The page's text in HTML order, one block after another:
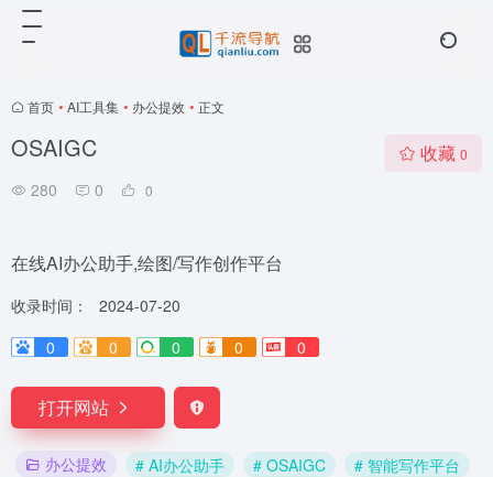
首页 • AI工具集 • 办公提效 • 正文
OSAIGC
280 0 0
收藏 0
在线AI办公助手,绘图/写作创作平台
收录时间：
2024-07-20
0
0 0 0 0
打开网站
办公提效 # AI办公助手 # OSAIGC # 智能写作平台